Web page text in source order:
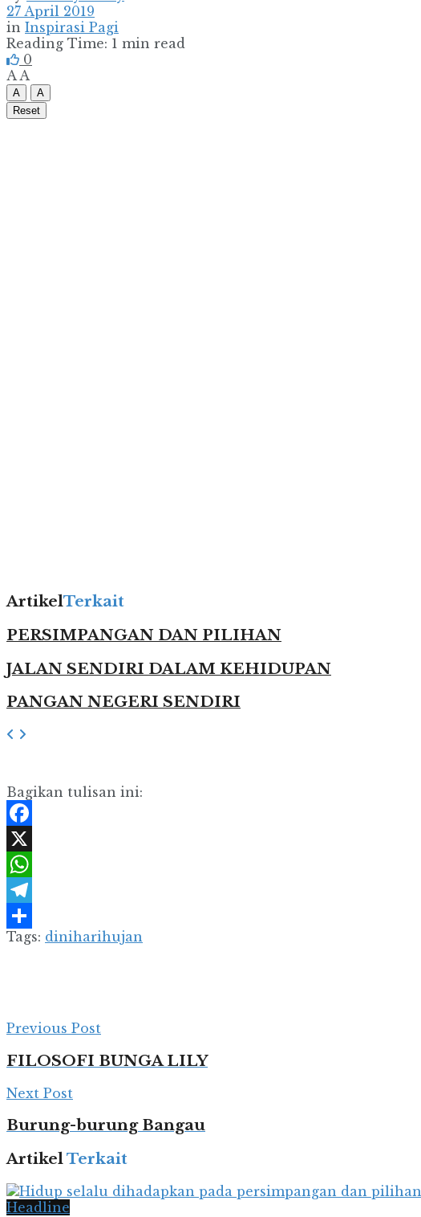
27 April 2019
in Inspirasi Pagi
Reading Time: 1 min read
0
A A
A
A
Reset
ArtikelTerkait
PERSIMPANGAN DAN PILIHAN
JALAN SENDIRI DALAM KEHIDUPAN
PANGAN NEGERI SENDIRI
Bagikan tulisan ini:
Facebook
X
WhatsApp
Telegram
Share
Tags: diniharihujan
Previous Post
FILOSOFI BUNGA LILY
Next Post
Burung-burung Bangau
ArtikelTerkait
Headline